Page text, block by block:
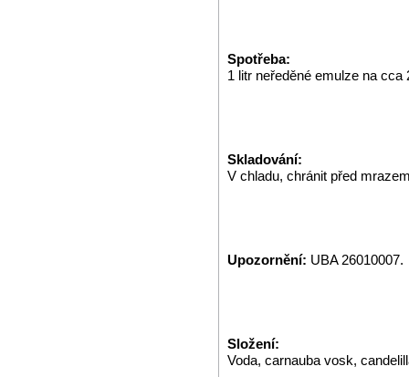
Spotřeba:
1 litr neředěné emulze na cca
Skladování:
V chladu, chránit před
Upozornění: UBA 26010007.
Složení:
Voda, carnauba vosk,